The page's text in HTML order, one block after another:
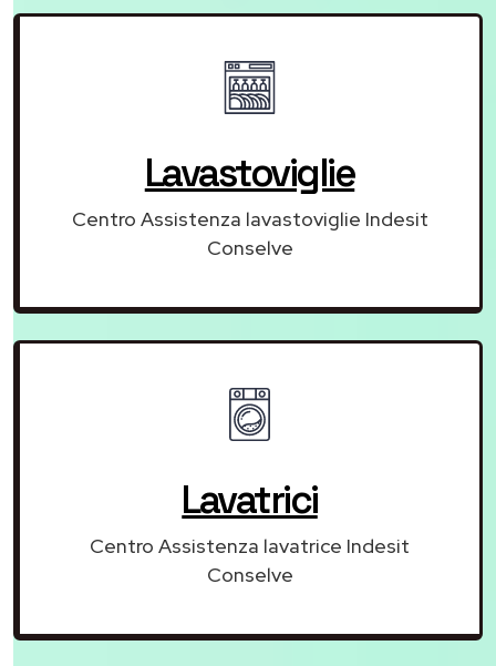
Lavastoviglie
Centro Assistenza lavastoviglie Indesit
Conselve
Lavatrici
Centro Assistenza lavatrice Indesit
Conselve